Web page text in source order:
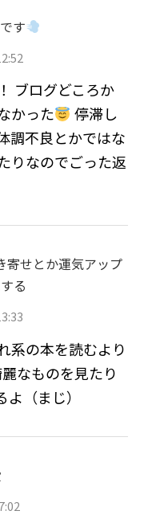
す
ブログどころか
かった
停滞し
調不良とかではな
りなのでごった返
寄せとか運気アップ
る
系の本を読むより
なものを見たり
（まじ）